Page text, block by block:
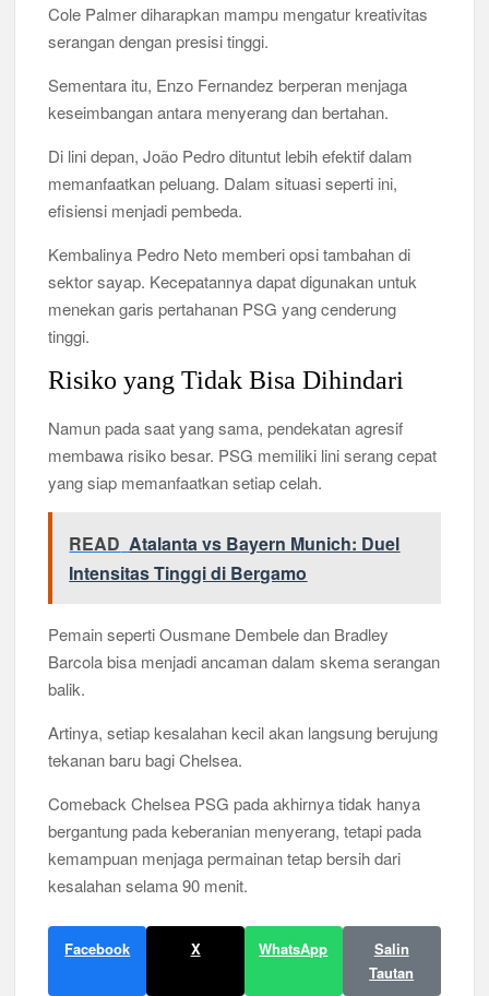
Cole Palmer diharapkan mampu mengatur kreativitas
serangan dengan presisi tinggi.
Sementara itu, Enzo Fernandez berperan menjaga
keseimbangan antara menyerang dan bertahan.
Di lini depan, João Pedro dituntut lebih efektif dalam
memanfaatkan peluang. Dalam situasi seperti ini,
efisiensi menjadi pembeda.
Kembalinya Pedro Neto memberi opsi tambahan di
sektor sayap. Kecepatannya dapat digunakan untuk
menekan garis pertahanan PSG yang cenderung
tinggi.
Risiko yang Tidak Bisa Dihindari
Namun pada saat yang sama, pendekatan agresif
membawa risiko besar. PSG memiliki lini serang cepat
yang siap memanfaatkan setiap celah.
READ Atalanta vs Bayern Munich: Duel
Intensitas Tinggi di Bergamo
Pemain seperti Ousmane Dembele dan Bradley
Barcola bisa menjadi ancaman dalam skema serangan
balik.
Artinya, setiap kesalahan kecil akan langsung berujung
tekanan baru bagi Chelsea.
Comeback Chelsea PSG pada akhirnya tidak hanya
bergantung pada keberanian menyerang, tetapi pada
kemampuan menjaga permainan tetap bersih dari
kesalahan selama 90 menit.
Facebook X WhatsApp
Salin
Tautan